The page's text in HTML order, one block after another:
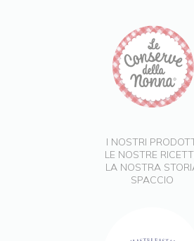
I NOSTRI
LE NOSTRE
LA NOSTRA
SPACCIO